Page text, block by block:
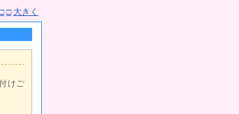
□ □ 大きく
けご